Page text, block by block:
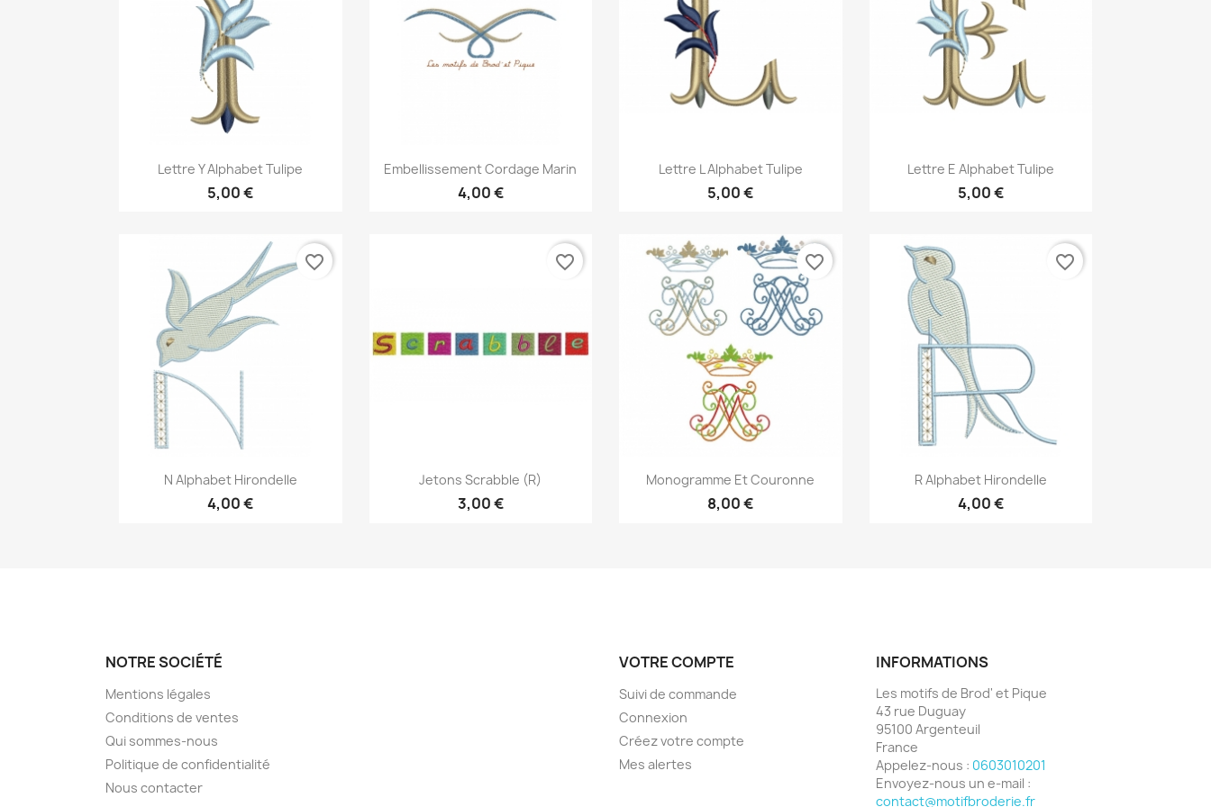
Aperçu rapide
Lettre Y Alphabet Tulipe
5,00 €
Aperçu rapide
Embellissement Cordage Marin
4,00 €
Aperçu rapide
Lettre L Alphabet Tulipe
5,00 €
Aperçu rapide
Lettre E Alphabet Tulipe
5,00 €
Aperçu rapide
N Alphabet Hirondelle
4,00 €
favorite_border
Aperçu rapide
Jetons Scrabble (r)
3,00 €
favorite_border
Aperçu rapide
Monogramme Et Couronne
8,00 €
favorite_border
Aperçu rapide
R Alphabet Hirondelle
4,00 €
favorite_border
NOTRE SOCIÉTÉ
Mentions légales
Conditions de ventes
Qui sommes-nous
Politique de confidentialité
Nous contacter
VOTRE COMPTE
Suivi de commande
Connexion
Créez votre compte
Mes alertes
INFORMATIONS
Les motifs de Brod' et Pique
43 rue Duguay
95100 Argenteuil
France
Appelez-nous : 0603010201
Envoyez-nous un e-mail :
contact@motifbroderie.fr